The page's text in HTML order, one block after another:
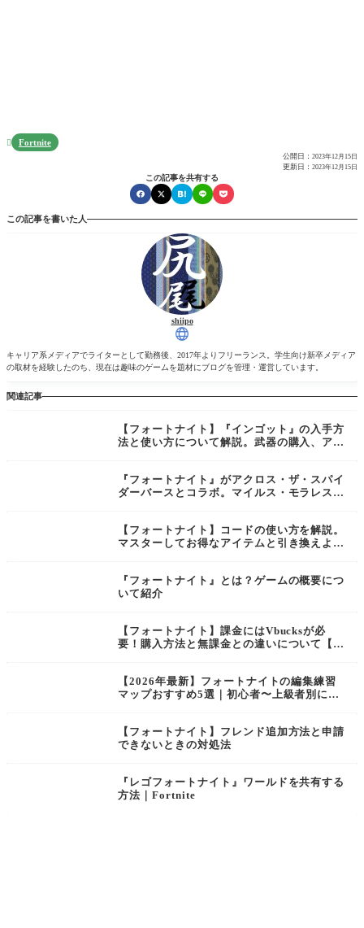
 Fortnite
公開日： 2023年12月15日
更新日： 2023年12月15日
この記事を共有する
この記事を書いた人
shiipo
キャリア系メディアでライターとして勤務後、2017年よりフリーランス。学生向け新卒メディア
の取材を経験したのち、現在は趣味のゲームを題材にブログを管理・運営しています。
関連記事
【フォートナイト】『インゴット』の入手方
法と使い方について解説。武器の購入、アッ
『フォートナイト』がアクロス・ザ・スパイ
ダーバースとコラボ。マイルス・モラレスや
【フォートナイト】コードの使い方を解説。
マスターしてお得なアイテムと引き換えよ
『フォートナイト』とは？ゲームの概要につ
いて紹介
【フォートナイト】課金にはVbucksが必
要！購入方法と無課金との違いについて【F
【2026年最新】フォートナイトの編集練習
マップおすすめ5選｜初心者〜上級者別に島
【フォートナイト】フレンド追加方法と申請
できないときの対処法
『レゴフォートナイト』ワールドを共有する
方法｜Fortnite